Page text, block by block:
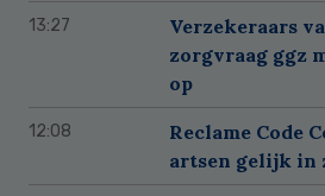
13:27
Verzekeraars
zorgvraag ggz
op
12:08
Reclame Code
artsen gelijk in